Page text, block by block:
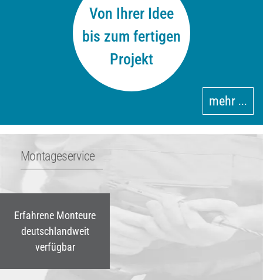
Von Ihrer Idee
bis zum fertigen
Projekt
mehr •••
Montageservice
Erfahrene Monteure
deutschlandweit
verfügbar